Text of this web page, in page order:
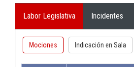
Labor Legislativa Incidentes
Mociones Indicación en Sala